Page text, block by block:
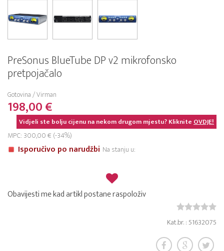
PreSonus BlueTube DP v2 mikrofonsko
pretpojačalo
Gotovina / Virman
198,00 €
Vidjeli ste bolju cijenu na nekom drugom mjestu? KlikniteOVDJE!
MPC: 300,00 € (-34%)
Isporučivo po narudžbi Na stanju u:
Obavijesti me kad artikl postane raspoloživ
Kat.br. : 51632075